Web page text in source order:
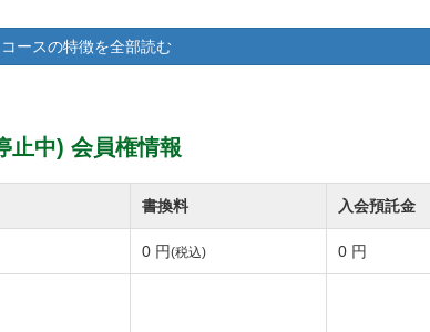
コースの特徴を全部読む
止中) 会員権情報
書換料 入会預託金
0 円(税込) 0 円